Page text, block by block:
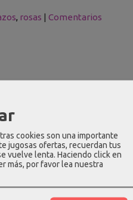
rosas | Comentarios
corte debajo del pecho con
cookies son una importante
jugosas ofertas, recuerdan tus
vuelve lenta. Haciendo click en
más, por favor lea nuestra